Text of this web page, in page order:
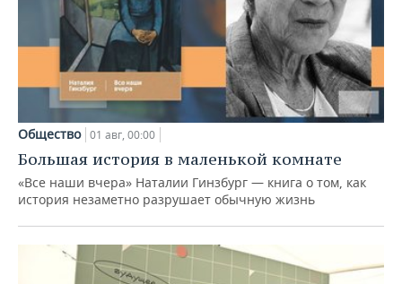
Общество 01 авг, 00:00
Большая история в маленькой комнате
«Все наши вчера» Наталии Гинзбург — книга о том, как
история незаметно разрушает обычную жизнь